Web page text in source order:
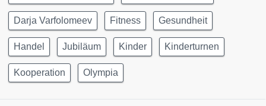
Darja Varfolomeev Fitness Gesundheit
Handel Jubiläum Kinder Kinderturnen
Kooperation Olympia